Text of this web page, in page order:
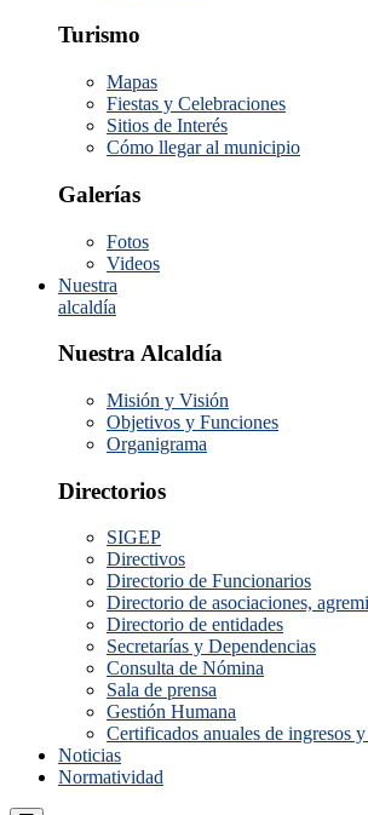
Turismo
Mapas
Fiestas y Celebraciones
Sitios de Interés
Cómo llegar al municipio
Galerías
Fotos
Videos
Nuestra
alcaldía
Nuestra Alcaldía
Misión y Visión
Objetivos y Funciones
Organigrama
Directorios
SIGEP
Directivos
Directorio de Funcionarios
Directorio de asociaciones,
Directorio de entidades
Secretarías y Dependencias
Consulta de Nómina
Sala de prensa
Gestión Humana
Certificados anuales de ingresos
Noticias
Normatividad